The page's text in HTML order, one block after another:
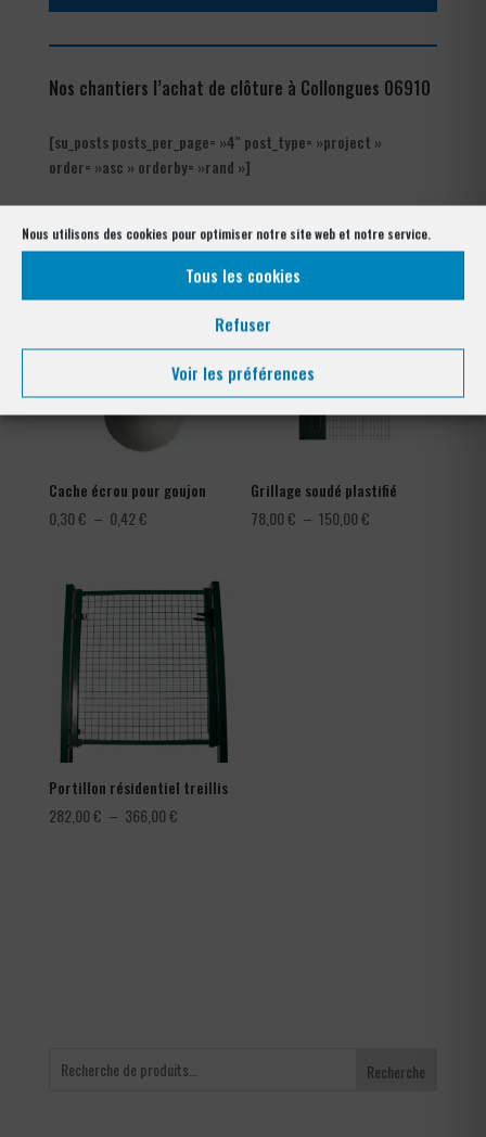
Nous utilisons des cookies pour optimiser notre site web et notre service.
Tous les cookies
Refuser
Voir les préférences
Nos chantiers l’achat de clôture à Collongues 06910
[su_posts posts_per_page= »4″ post_type= »project »
order= »asc » orderby= »rand »]
à Collongues 06910
Cache écrou pour goujon
0,30€ – 0,42€Plage
0,30 €
à
Grillage soudé plastifié
78,00€ – 150,00€
Portillon résidentiel treillis
282,00€ – 366,00€Plage
Recherche